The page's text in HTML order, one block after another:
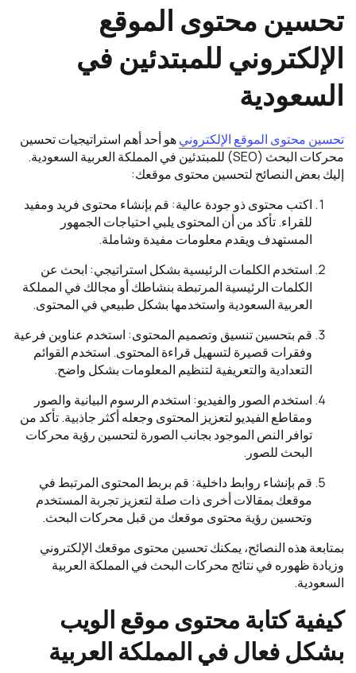
تحسين محتوى الموقع
الإلكتروني للمبتدئين في
السعودية
تحسين محتوى الموقع الإلكترونيهو أحد أهم استراتيجيات تحسين
محركات البحث (SEO) للمبتدئين في المملكة العربية السعودية.
إليك بعض النصائح لتحسين محتوى موقعك:
اكتب محتوى ذو جودة عالية: قم بإنشاء محتوى فريد ومفيد
للقراء. تأكد من أن المحتوى يلبي احتياجات الجمهور
المستهدف ويقدم معلومات مفيدة وشاملة.
استخدم الكلمات الرئيسية بشكل استراتيجي: ابحث عن
الكلمات الرئيسية المرتبطة بنشاطك أو مجالك في المملكة
العربية السعودية واستخدمها بشكل طبيعي في المحتوى.
قم بتحسين تنسيق وتصميم المحتوى: استخدم عناوين فرعية
وفقرات قصيرة لتسهيل قراءة المحتوى. استخدم القوائم
التعدادية والتعريفية لتنظيم المعلومات بشكل واضح.
استخدم الصور والفيديو: استخدم الرسوم البيانية والصور
ومقاطع الفيديو لتعزيز المحتوى وجعله أكثر جاذبية. تأكد من
توافر النص الموجود بجانب الصورة لتحسين رؤية محركات
البحث للصور.
قم بإنشاء روابط داخلية: قم بربط المحتوى المرتبط في
موقعك بمقالات أخرى ذات صلة لتعزيز تجربة المستخدم
وتحسين رؤية محتوى موقعك من قبل محركات البحث.
بمتابعة هذه النصائح، يمكنك تحسين محتوى موقعك الإلكتروني
وزيادة ظهوره في نتائج محركات البحث في المملكة العربية
السعودية.
كيفية كتابة محتوى موقع الويب
بشكل فعال في المملكة العربية